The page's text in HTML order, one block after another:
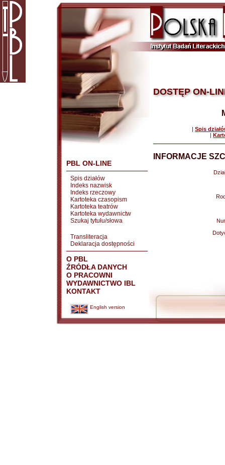
PBL ON-LINE
Spis działów
Indeks nazwisk
Indeks rzeczowy
Kartoteka czasopism
Kartoteka teatrów
Kartoteka wydawnictw
Szukaj tytułu/słowa
Transliteracja
Deklaracja dostępności
O PBL
ŹRÓDŁA DANYCH
O PRACOWNI
WYDAWNICTWO IBL
KONTAKT
English version
DOSTĘP ON-
| Spis
|
INFORMACJE